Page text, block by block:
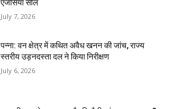
एजेंसियां सील
July 7, 2026
पन्ना: वन क्षेत्र में कथित अवैध खनन की जांच, राज्य
स्तरीय उड़नदस्ता दल ने किया निरीक्षण
July 6, 2026